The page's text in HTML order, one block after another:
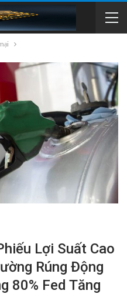
Lợi Suất Cao
Rúng Động
80% Fed Tăng